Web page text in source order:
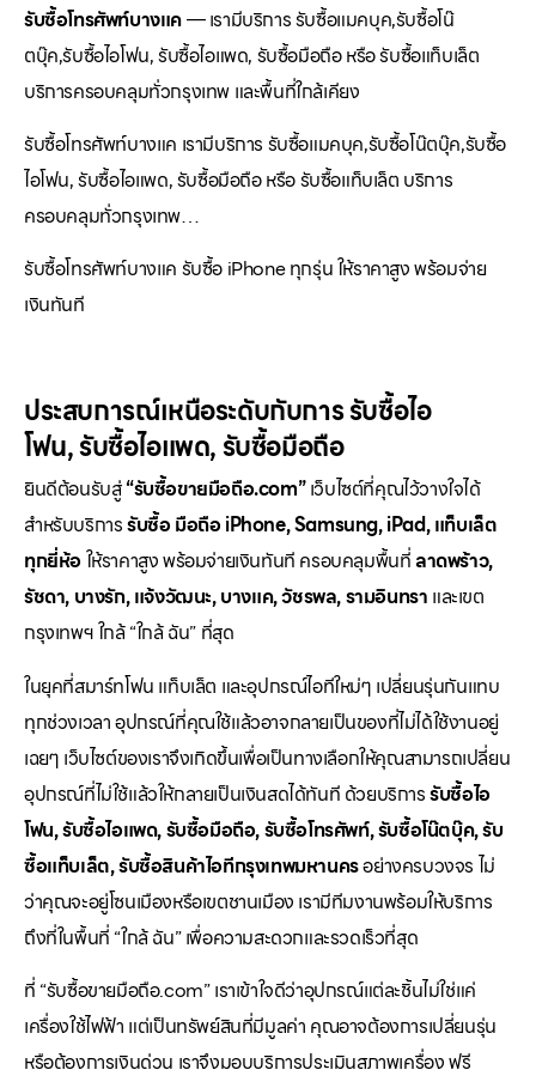
รับซื้อโทรศัพท์บางแค— เรามีบริการ รับซื้อแมคบุค,รับซื้อโน๊
ตบุ๊ค,รับซื้อไอโฟน, รับซื้อไอแพด, รับซื้อมือถือ หรือ รับซื้อแท็บเล็ต
บริการครอบคลุมทั่วกรุงเทพ และพื้นที่ใกล้เคียง
รับซื้อโทรศัพท์บางแค เรามีบริการ รับซื้อแมคบุค,รับซื้อโน๊ตบุ๊ค,รับซื้อ
ไอโฟน, รับซื้อไอแพด, รับซื้อมือถือ หรือ รับซื้อแท็บเล็ต บริการ
ครอบคลุมทั่วกรุงเทพ…
รับซื้อโทรศัพท์บางแค รับซื้อ iPhone ทุกรุ่น ให้ราคาสูง พร้อมจ่าย
เงินทันที
ประสบการณ์เหนือระดับกับการรับซื้อไอ
โฟน,รับซื้อไอแพด,รับซื้อมือถือ
ยินดีต้อนรับสู่“รับซื้อขายมือถือ.com”เว็บไซต์ที่คุณไว้วางใจได้
สำหรับบริการรับซื้อ มือถือ iPhone, Samsung, iPad, แท็บเล็ต
ทุกยี่ห้อให้ราคาสูง พร้อมจ่ายเงินทันที ครอบคลุมพื้นที่ลาดพร้าว,
รัชดา, บางรัก, แจ้งวัฒนะ, บางแค, วัชรพล, รามอินทรา และเขต
กรุงเทพฯ ใกล้ “ใกล้ ฉัน” ที่สุด
ในยุคที่สมาร์ทโฟน แท็บเล็ต และอุปกรณ์ไอทีใหม่ๆ เปลี่ยนรุ่นกันแทบ
ทุกช่วงเวลา อุปกรณ์ที่คุณใช้แล้วอาจกลายเป็นของที่ไม่ได้ใช้งานอยู่
เฉยๆ เว็บไซต์ของเราจึงเกิดขึ้นเพื่อเป็นทางเลือกให้คุณสามารถเปลี่ยน
อุปกรณ์ที่ไม่ใช้แล้วให้กลายเป็นเงินสดได้ทันที ด้วยบริการรับซื้อไอ
โฟน, รับซื้อไอแพด, รับซื้อมือถือ, รับซื้อโทรศัพท์, รับซื้อโน๊ตบุ๊ค, รับ
ซื้อแท็บเล็ต, รับซื้อสินค้าไอทีกรุงเทพมหานครอย่างครบวงจร ไม่
ว่าคุณจะอยู่โซนเมืองหรือเขตชานเมือง เรามีทีมงานพร้อมให้บริการ
ถึงที่ในพื้นที่ “ใกล้ ฉัน” เพื่อความสะดวกและรวดเร็วที่สุด
ที่ “รับซื้อขายมือถือ.com” เราเข้าใจดีว่าอุปกรณ์แต่ละชิ้นไม่ใช่แค่
เครื่องใช้ไฟฟ้า แต่เป็นทรัพย์สินที่มีมูลค่า คุณอาจต้องการเปลี่ยนรุ่น
หรือต้องการเงินด่วน เราจึงมอบบริการประเมินสภาพเครื่อง ฟรี